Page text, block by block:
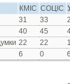
КМІС СОЦІС
31 33
40 45
22 22
6 0 6